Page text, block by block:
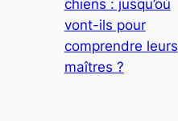
chiens : jusqu’où
vont-ils pour
comprendre leurs
maîtres ?